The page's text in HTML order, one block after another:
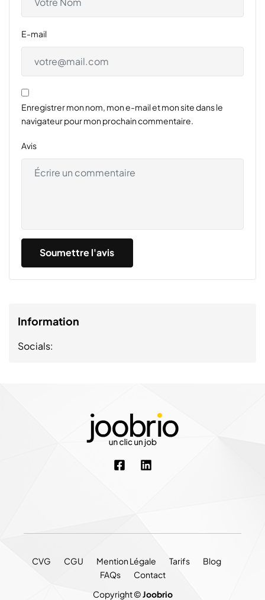
E-mail
Enregistrer mon nom, mon e-mail et mon site dans le
navigateur pour mon prochain commentaire.
Avis
Information
Socials:
CVG CGU Mention Légale Tarifs
Blog
FAQs
Contact
Copyright ©Joobrio